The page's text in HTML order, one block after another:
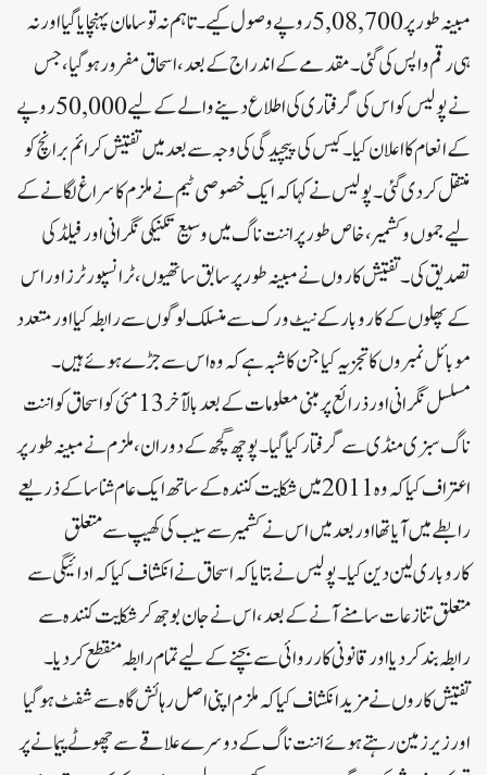
مبینہ طور پر 5,08,700 روپے وصول کیے۔ تاہم نہ تو سامان پہنچایا گیا اور نہ
ہی رقم واپس کی گئی۔مقدمے کے اندراج کے بعد، اسحاق مفرور ہو گیا، جس
نے پولیس کو اس کی گرفتاری کی اطلاع دینے والے کے لیے 50,000 روپے
کے انعام کا اعلان کیا۔ کیس کی پیچیدگی کی وجہ سے بعد میں تفتیش کرائم برانچ کو
منتقل کر دی گئی۔پولیس نے کہا کہ ایک خصوصی ٹیم نے ملزم کا سراغ لگانے کے
لیے جموں و کشمیر، خاص طور پر اننت ناگ میں وسیع تکنیکی نگرانی اور فیلڈ کی
تصدیق کی۔ تفتیش کاروں نے مبینہ طور پر سابق ساتھیوں، ٹرانسپورٹرز اور اس
کے پھلوں کے کاروبار کے نیٹ ورک سے منسلک لوگوں سے رابطہ کیا اور متعدد
موبائل نمبروں کا تجزیہ کیا جن کا شبہ ہے کہ وہ اس سے جڑے ہوئے ہیں۔
مسلسل نگرانی اور ذرائع پر مبنی معلومات کے بعد بالآخر 13 مئی کو اسحاق کو اننت
ناگ سبزی منڈی سے گرفتار کیا گیا۔پوچھ گچھ کے دوران، ملزم نے مبینہ طور پر
اعتراف کیا کہ وہ 2011 میں شکایت کنندہ کے ساتھ ایک عام شناسا کے ذریعے
رابطے میں آیا تھا اور بعد میں اس نے کشمیر سے سیب کی کھیپ سے متعلق
کاروباری لین دین کیا۔پولیس نے بتایا کہ اسحاق نے انکشاف کیا کہ ادائیگی سے
متعلق تنازعات سامنے آنے کے بعد، اس نے جان بوجھ کر شکایت کنندہ سے
رابطہ بند کر دیا اور قانونی کارروائی سے بچنے کے لیے تمام رابطہ منقطع کر دیا۔
تفتیش کاروں نے مزید انکشاف کیا کہ ملزم اپنی اصل رہائش گاہ سے شفٹ ہو گیا
اور زیر زمین رہتے ہوئے اننت ناگ کے دوسرے علاقے سے چھوٹے پیمانے پر